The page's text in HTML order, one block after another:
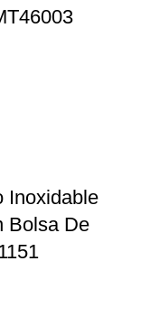
Inoxidable
Bolsa De